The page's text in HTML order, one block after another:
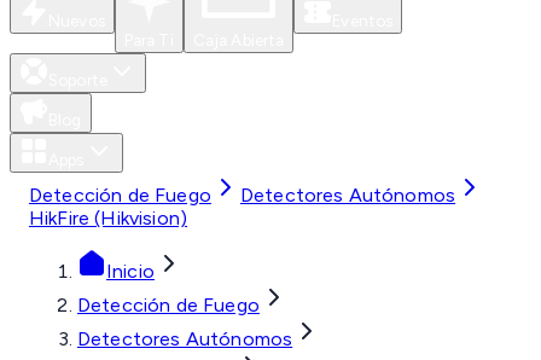
Detección de Fuego
Detectores Autónomos
HikFire (Hikvision)
Inicio
Detección de Fuego
Detectores Autónomos